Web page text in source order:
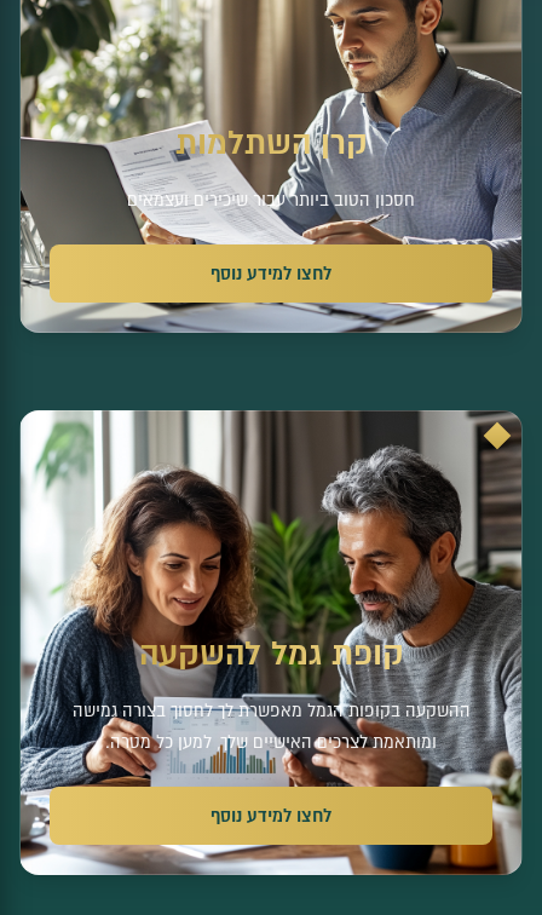
קרן השתלמות
חסכון הטוב ביותר עבור שיכירים ועצמאים
לחצו למידע נוסף
קופת גמל להשקעה
ההשקעה בקופות הגמל מאפשרת לך לחסוך בצורה גמישה
ומותאמת לצרכים האישיים שלך, למען כל מטרה.
לחצו למידע נוסף